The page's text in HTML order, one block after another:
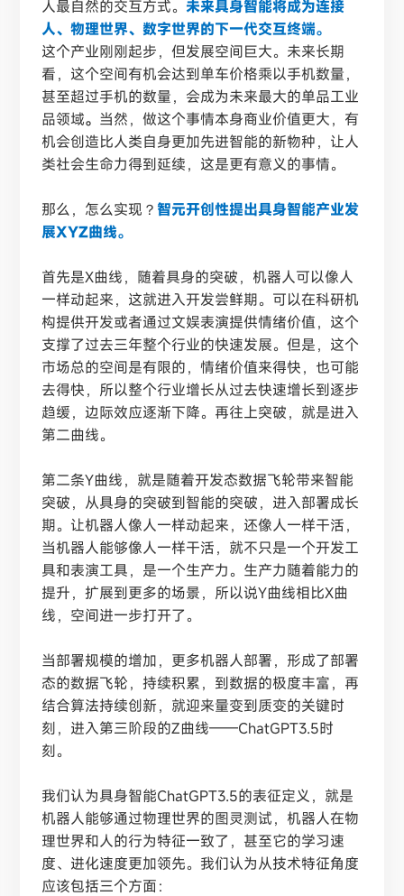
人最自然的交互方式。 未来具身智能将成为连接
人、物理世界、数字世界的下一代交互终端。
这个产业刚刚起步，但发展空间巨大。未来长期
看，这个空间有机会达到单车价格乘以手机数量，
甚至超过手机的数量，会成为未来最大的单品工业
品领域。 当然，做这个事情本身商业价值更大，有
机会创造比人类自身更加先进智能的新物种，让人
类社会生命力得到延续，这是更有意义的事情。
那么，怎么实现？智元开创性提出具身智能产业发
展XYZ曲线。
首先是X曲线，随着具身的突破，机器人可以像人
一样动起来，这就进入开发尝鲜期。可以在科研机
构提供开发或者通过文娱表演提供情绪价值，这个
支撑了过去三年整个行业的快速发展。但是，这个
市场总的空间是有限的，情绪价值来得快，也可能
去得快，所以整个行业增长从过去快速增长到逐步
趋缓，边际效应逐渐下降。再往上突破，就是进入
第二曲线。
第二条Y曲线，就是随着开发态数据飞轮带来智能
突破，从具身的突破到智能的突破，进入部署成长
期。让机器人像人一样动起来，还像人一样干活，
当机器人能够像人一样干活，就不只是一个开发工
具和表演工具，是一个生产力。生产力随着能力的
提升，扩展到更多的场景，所以说Y曲线相比X曲
线，空间进一步打开了。
当部署规模的增加，更多机器人部署，形成了部署
态的数据飞轮，持续积累，到数据的极度丰富，再
结合算法持续创新，就迎来量变到质变的关键时
刻，进入第三阶段的Z曲线——ChatGPT3.5时
刻。
我们认为具身智能ChatGPT3.5的表征定义，就是
机器人能够通过物理世界的图灵测试，机器人在物
理世界和人的行为特征一致了，甚至它的学习速
度、进化速度更加领先。我们认为从技术特征角度
应该包括三个方面：